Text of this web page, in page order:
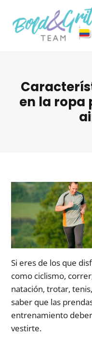
en la ropa
Si eres de los que
como ciclismo,
natación, trotar,
saber que las
entrenamiento
vestirte.